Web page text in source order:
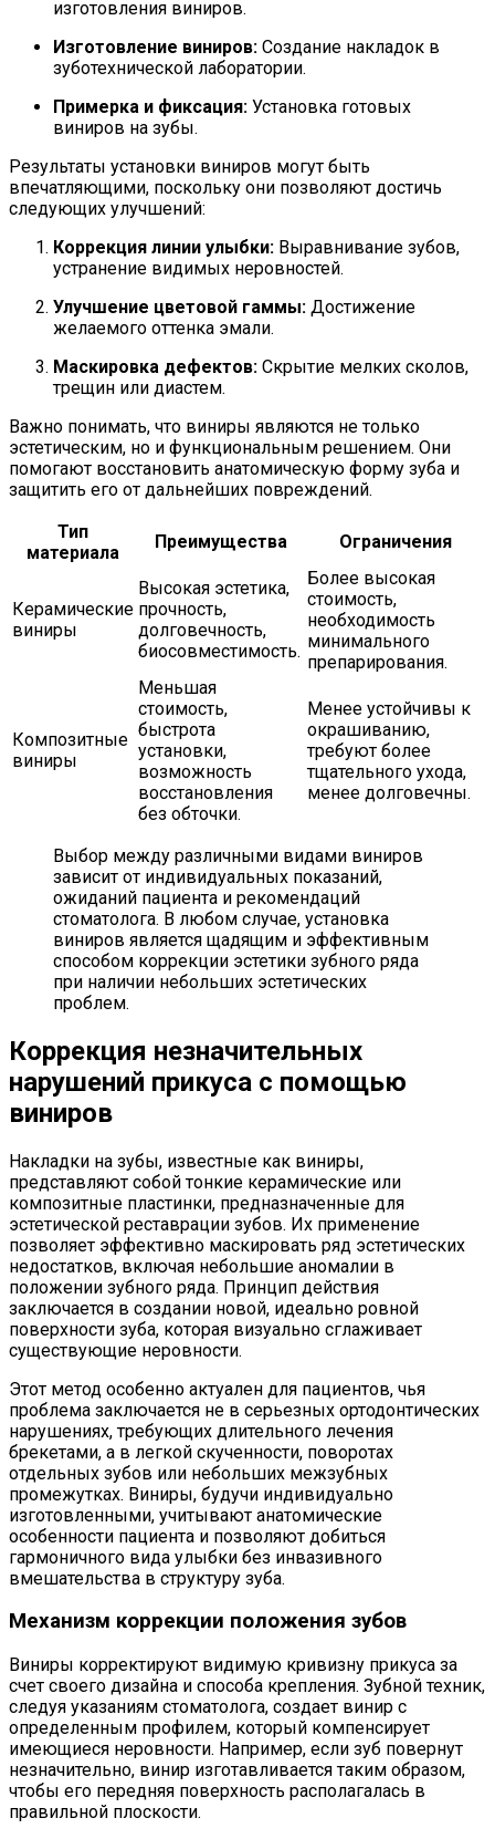
изготовления виниров.
Изготовление виниров: Создание накладок в
зуботехнической лаборатории.
Примерка и фиксация: Установка готовых
виниров на зубы.
Результаты установки виниров могут быть
впечатляющими, поскольку они позволяют достичь
следующих улучшений:
Коррекция линии улыбки: Выравнивание зубов,
устранение видимых неровностей.
Улучшение цветовой гаммы: Достижение
желаемого оттенка эмали.
Маскировка дефектов: Скрытие мелких сколов,
трещин или диастем.
Важно понимать, что виниры являются не только
эстетическим, но и функциональным решением. Они
помогают восстановить анатомическую форму зуба и
защитить его от дальнейших повреждений.
Тип
материала
Преимущества Ограничения
Керамические
виниры
Высокая эстетика,
прочность,
долговечность,
биосовместимость.
Более высокая
стоимость,
необходимость
минимального
препарирования.
Композитные
виниры
Меньшая
стоимость,
быстрота
установки,
возможность
восстановления
без обточки.
Менее устойчивы к
окрашиванию,
требуют более
тщательного ухода,
менее долговечны.
Выбор между различными видами виниров
зависит от индивидуальных показаний,
ожиданий пациента и рекомендаций
стоматолога. В любом случае, установка
виниров является щадящим и эффективным
способом коррекции эстетики зубного ряда
при наличии небольших эстетических
проблем.
Коррекция незначительных
нарушений прикуса с помощью
виниров
Накладки на зубы, известные как виниры,
представляют собой тонкие керамические или
композитные пластинки, предназначенные для
эстетической реставрации зубов. Их применение
позволяет эффективно маскировать ряд эстетических
недостатков, включая небольшие аномалии в
положении зубного ряда. Принцип действия
заключается в создании новой, идеально ровной
поверхности зуба, которая визуально сглаживает
существующие неровности.
Этот метод особенно актуален для пациентов, чья
проблема заключается не в серьезных ортодонтических
нарушениях, требующих длительного лечения
брекетами, а в легкой скученности, поворотах
отдельных зубов или небольших межзубных
промежутках. Виниры, будучи индивидуально
изготовленными, учитывают анатомические
особенности пациента и позволяют добиться
гармоничного вида улыбки без инвазивного
вмешательства в структуру зуба.
Механизм коррекции положения зубов
Виниры корректируют видимую кривизну прикуса за
счет своего дизайна и способа крепления. Зубной техник,
следуя указаниям стоматолога, создает винир с
определенным профилем, который компенсирует
имеющиеся неровности. Например, если зуб повернут
незначительно, винир изготавливается таким образом,
чтобы его передняя поверхность располагалась в
правильной плоскости.